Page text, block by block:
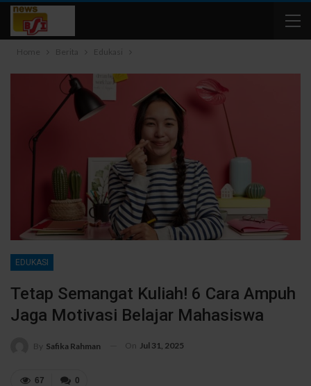
Home Berita Edukasi
EDUKASI
Tetap Semangat Kuliah! 6 Cara Ampuh
Jaga Motivasi Belajar Mahasiswa
By Safika Rahman On Jul 31, 2025
0
67